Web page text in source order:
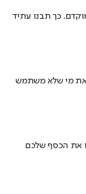
כך תבנו עתיד
את מי שלא משתמש
את הכסף שלכם